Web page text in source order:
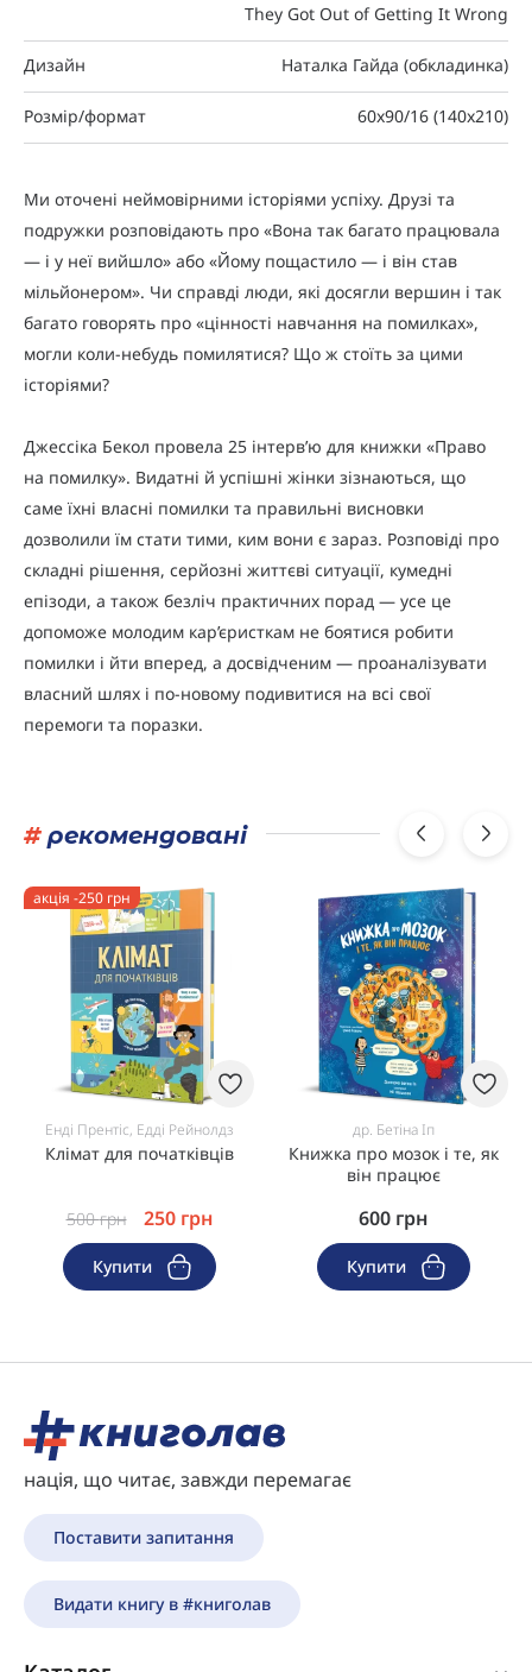
They Got Out of Getting It Wrong
Дизайн Наталка Гайда (обкладинка)
Розмір/формат 60x90/16 (140x210)
Ми оточені неймовірними історіями успіху. Друзі та
подружки розповідають про «Вона так багато працювала
— і у неї вийшло» або «Йому пощастило — і він став
мільйонером». Чи справді люди, які досягли вершин і так
багато говорять про «цінності навчання на помилках»,
могли коли-небудь помилятися? Що ж стоїть за цими
історіями?
Джессіка Бекол провела 25 інтерв’ю для книжки «Право
на помилку». Видатні й успішні жінки зізнаються, що
саме їхні власні помилки та правильні висновки
дозволили їм стати тими, ким вони є зараз. Розповіді про
складні рішення, серйозні життєві ситуації, кумедні
епізоди, а також безліч практичних порад — усе це
допоможе молодим кар’єристкам не боятися робити
помилки і йти вперед, а досвідченим — проаналізувати
власний шлях і по-новому подивитися на всі свої
перемоги та поразки.
#рекомендовані
акція -250 грн
Енді Прентіс, Едді Рейнолдз
Клімат для початківців
500грн 250 грн
Купити
др. Бетіна Іп
Книжка про мозок і те, як
він працює
600 грн
Купити
нація, що читає, завжди перемагає
Поставити запитання
Видати книгу в #книголав